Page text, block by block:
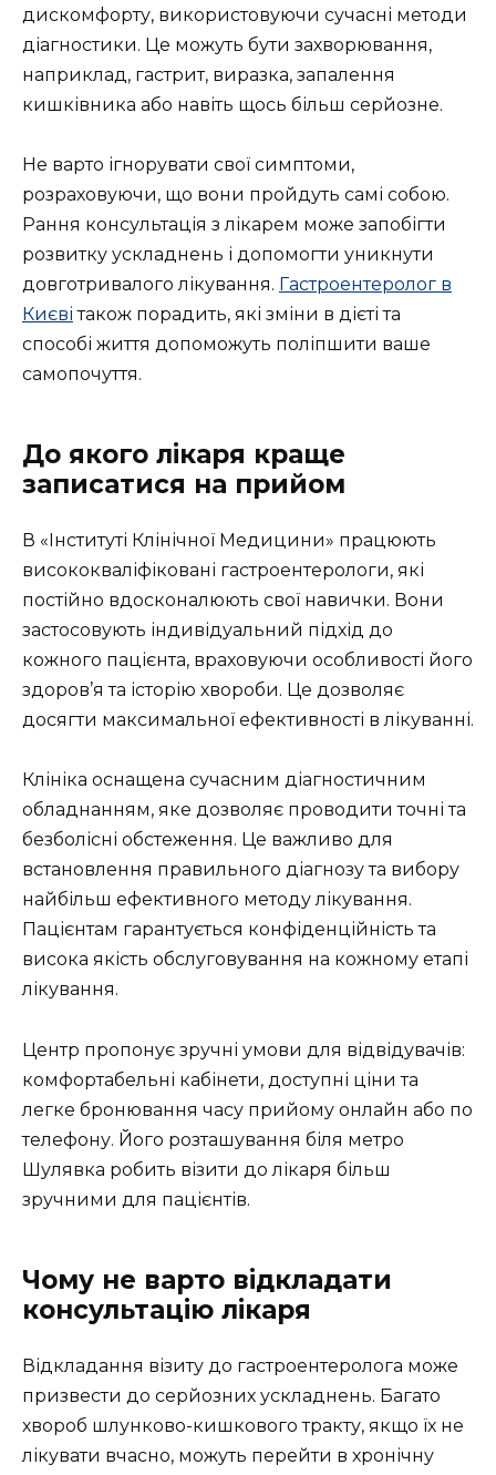
дискомфорту, використовуючи сучасні методи
діагностики. Це можуть бути захворювання,
наприклад, гастрит, виразка, запалення
кишківника або навіть щось більш серйозне.
Не варто ігнорувати свої симптоми,
розраховуючи, що вони пройдуть самі собою.
Рання консультація з лікарем може запобігти
розвитку ускладнень і допомогти уникнути
довготривалого лікування. Гастроентеролог в
Києві також порадить, які зміни в дієті та
способі життя допоможуть поліпшити ваше
самопочуття.
До якого лікаря краще
записатися на прийом
В «Інституті Клінічної Медицини» працюють
висококваліфіковані гастроентерологи, які
постійно вдосконалюють свої навички. Вони
застосовують індивідуальний підхід до
кожного пацієнта, враховуючи особливості його
здоров’я та історію хвороби. Це дозволяє
досягти максимальної ефективності в лікуванні.
Клініка оснащена сучасним діагностичним
обладнанням, яке дозволяє проводити точні та
безболісні обстеження. Це важливо для
встановлення правильного діагнозу та вибору
найбільш ефективного методу лікування.
Пацієнтам гарантується конфіденційність та
висока якість обслуговування на кожному етапі
лікування.
Центр пропонує зручні умови для відвідувачів:
комфортабельні кабінети, доступні ціни та
легке бронювання часу прийому онлайн або по
телефону. Його розташування біля метро
Шулявка робить візити до лікаря більш
зручними для пацієнтів.
Чому не варто відкладати
консультацію лікаря
Відкладання візиту до гастроентеролога може
призвести до серйозних ускладнень. Багато
хвороб шлунково-кишкового тракту, якщо їх не
лікувати вчасно, можуть перейти в хронічну